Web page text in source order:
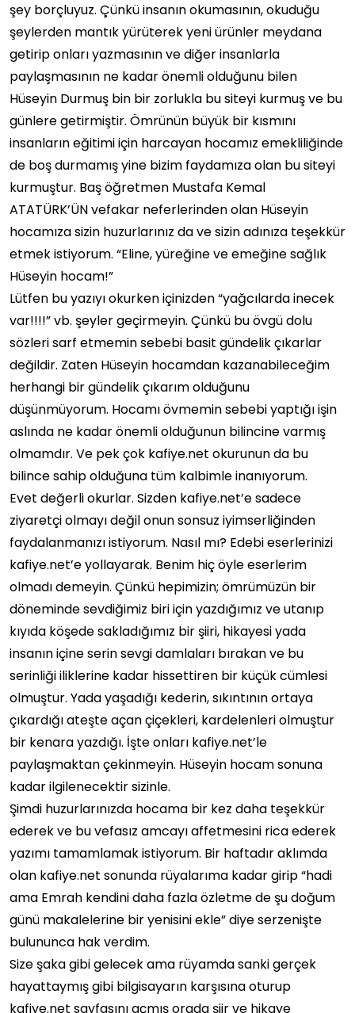
şey borçluyuz. Çünkü insanın okumasının, okuduğu
şeylerden mantık yürüterek yeni ürünler meydana
getirip onları yazmasının ve diğer insanlarla
paylaşmasının ne kadar önemli olduğunu bilen
Hüseyin Durmuş bin bir zorlukla bu siteyi kurmuş ve bu
günlere getirmiştir. Ömrünün büyük bir kısmını
insanların eğitimi için harcayan hocamız emekliliğinde
de boş durmamış yine bizim faydamıza olan bu siteyi
kurmuştur. Baş öğretmen Mustafa Kemal
ATATÜRK’ÜN vefakar neferlerinden olan Hüseyin
hocamıza sizin huzurlarınız da ve sizin adınıza teşekkür
etmek istiyorum. “Eline, yüreğine ve emeğine sağlık
Hüseyin hocam!”
Lütfen bu yazıyı okurken içinizden “yağcılarda inecek
var!!!!” vb. şeyler geçirmeyin. Çünkü bu övgü dolu
sözleri sarf etmemin sebebi basit gündelik çıkarlar
değildir. Zaten Hüseyin hocamdan kazanabileceğim
herhangi bir gündelik çıkarım olduğunu
düşünmüyorum. Hocamı övmemin sebebi yaptığı işin
aslında ne kadar önemli olduğunun bilincine varmış
olmamdır. Ve pek çok kafiye.net okurunun da bu
bilince sahip olduğuna tüm kalbimle inanıyorum.
Evet değerli okurlar. Sizden kafiye.net’e sadece
ziyaretçi olmayı değil onun sonsuz iyimserliğinden
faydalanmanızı istiyorum. Nasıl mı? Edebi eserlerinizi
kafiye.net’e yollayarak. Benim hiç öyle eserlerim
olmadı demeyin. Çünkü hepimizin; ömrümüzün bir
döneminde sevdiğimiz biri için yazdığımız ve utanıp
kıyıda köşede sakladığımız bir şiiri, hikayesi yada
insanın içine serin sevgi damlaları bırakan ve bu
serinliği iliklerine kadar hissettiren bir küçük cümlesi
olmuştur. Yada yaşadığı kederin, sıkıntının ortaya
çıkardığı ateşte açan çiçekleri, kardelenleri olmuştur
bir kenara yazdığı. İşte onları kafiye.net’le
paylaşmaktan çekinmeyin. Hüseyin hocam sonuna
kadar ilgilenecektir sizinle.
Şimdi huzurlarınızda hocama bir kez daha teşekkür
ederek ve bu vefasız amcayı affetmesini rica ederek
yazımı tamamlamak istiyorum. Bir haftadır aklımda
olan kafiye.net sonunda rüyalarıma kadar girip “hadi
ama Emrah kendini daha fazla özletme de şu doğum
günü makalelerine bir yenisini ekle” diye serzenişte
bulununca hak verdim.
Size şaka gibi gelecek ama rüyamda sanki gerçek
hayattaymış gibi bilgisayarın karşısına oturup
kafiye.net sayfasını açmış orada şiir ve hikaye